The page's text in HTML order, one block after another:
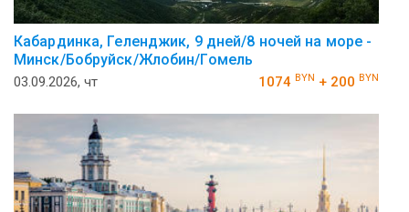
Кабардинка, Геленджик, 9 дней/8 ночей на море -
Минск/Бобруйск/Жлобин/Гомель
03.09.2026, чт 1074 BYN + 200 BYN